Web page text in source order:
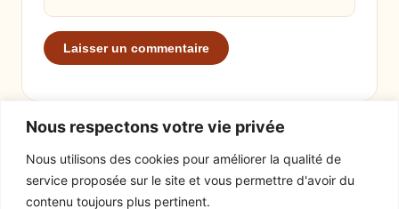
Nous respectons votre vie privée
Nous utilisons des cookies pour améliorer la qualité de
service proposée sur le site et vous permettre d'avoir du
contenu toujours plus pertinent.